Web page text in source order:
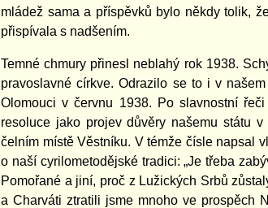
mládež sama a příspěvků bylo někdy tolik,
přispívala s nadšením.
Temné chmury přinesl neblahý rok 1938.
pravoslavné církve. Odrazilo se to i v
Olomouci v červnu 1938. Po slavnostní
resoluce jako projev důvěry našemu státu
čelním místě Věstníku. V témže čísle napsal
o naší cyrilometodějské tradici: „Je třeba
Pomořané a jiní, proč z Lužických Srbů
a Charváti ztratili jsme mnoho ve prospěch